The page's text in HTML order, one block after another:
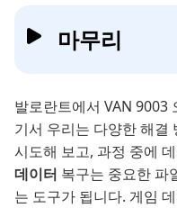
마무리
발로란트에서 VAN 9003
기서 우리는 다양한 해결
시도해 보고, 과정 중에
데이터 복구는 중요한 파
는 도구가 됩니다. 게임